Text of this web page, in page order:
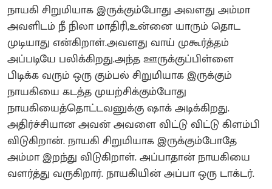
நாயகி சிறுமியாக இருக்கும்போது அவளது அம்மா
அவளிடம் நீ நிலா மாதிரி,உன்னை யாரும் தொட
முடியாது என்கிறாள்.அவளது வாய் முகூர்த்தம்
அப்படியே பலிக்கிறது.அந்த ஊருக்குப்பிள்ளை
பிடிக்க வரும் ஒரு கும்பல் சிறுமியாக இருக்கும்
நாயகியை கடத்த முயற்சிக்கும்போது
நாயகியைத்தொட்டவனுக்கு ஷாக் அடிக்கிறது.
அதிர்ச்சியான அவன் அவளை விட்டு விட்டு கிளம்பி
விடுகிறான். நாயகி சிறுமியாக இருக்கும்போதே
அம்மா இறந்து விடுகிறாள். அப்பாதான் நாயகியை
வளர்த்து வருகிறார். நாயகியின் அப்பா ஒரு டாக்டர்.